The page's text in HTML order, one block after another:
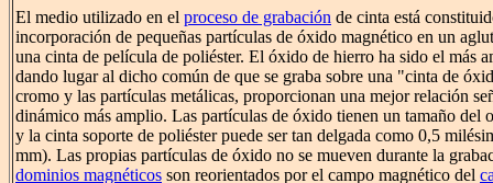
El medio utilizado en el proceso de grabación de cinta está
incorporación de pequeñas partículas de óxido magnético en un
una cinta de película de poliéster. El óxido de hierro ha sido el más
dando lugar al dicho común de que se graba sobre una "cinta de
cromo y las partículas metálicas, proporcionan una mejor relación
dinámico más amplio. Las partículas de óxido tienen un tamaño del
y la cinta soporte de poliéster puede ser tan delgada como 0,5
mm). Las propias partículas de óxido no se mueven durante la
dominios magnéticos son reorientados por el campo magnético del